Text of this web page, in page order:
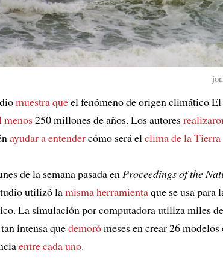
muestra queel fenómeno de origen climático
menos250 millones de años. Los autores
ayudar a entendercómo será elclima de la Tierra
de la semana pasada enProceedings of the
utilizó lamisma herramientaque se usa para
La simulación por computadora utiliza miles
intensa quedemorómeses en crear 26
entre cada uno.